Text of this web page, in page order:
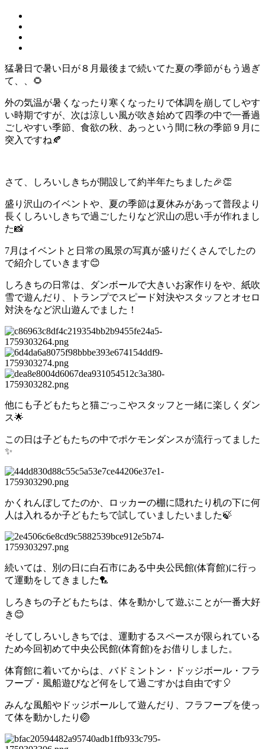
猛暑日で暑い日が８月最後まで続いてた夏の季節がもう過ぎ
て、、🌻
外の気温が暑くなったり寒くなったりで体調を崩してしやす
い時期ですが、次は涼しい風が吹き始めて四季の中で一番過
ごしやすい季節、食欲の秋、あっという間に秋の季節９月に
突入ですね🍂
さて、しろいしきちが開設して約半年たちました🎉👏
盛り沢山のイベントや、夏の季節は夏休みがあって普段より
長くしろいしきちで過ごしたりなど沢山の思い手が作れまし
た📸
7月はイベントと日常の風景の写真が盛りだくさんでしたの
で紹介していきます😊
しろきちの日常は、ダンボールで大きいお家作りをや、紙吹
雪で遊んだり、トランプでスピード対決やスタッフとオセロ
対決をなど沢山遊んでました！
他にも子どもたちと猫ごっこやスタッフと一緒に楽しくダン
ス🌟
この日は子どもたちの中でポケモンダンスが流行ってました
✨
かくれんぼしてたのか、ロッカーの棚に隠れたり机の下に何
人は入れるか子どもたちで試していましたいました🍃
続いては、別の日に白石市にある中央公民館(体育館)に行っ
て運動をしてきました🏸
しろきちの子どもたちは、体を動かして遊ぶことが一番大好
き😊
そしてしろいしきちでは、運動するスペースが限られている
ため今回初めて中央公民館(体育館)をお借りしました。
体育館に着いてからは、バドミントン・ドッジボール・フラ
フープ・風船遊びなど何をして過ごすかは自由です🎈
みんな風船やドッジボールして遊んだり、フラフープを使っ
て体を動かしたり🏐